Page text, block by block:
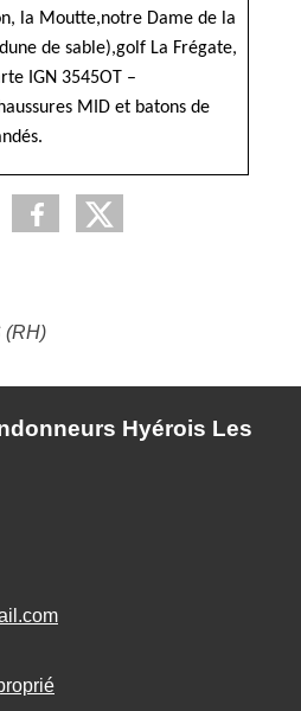
la Moutte,notre Dame de la
de sable),golf La Frégate,
IGN 3545OT –
MID et batons de
(RH)
Hyérois Les